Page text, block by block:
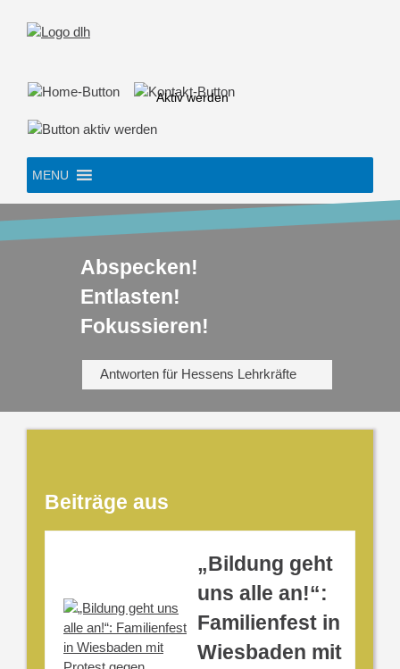
Aktiv werden
MENU
Abspecken!
Entlasten!
Fokussieren!
Antworten für Hessens Lehrkräfte
Beiträge aus
„Bildung geht
uns alle an!“:
Familienfest in
Wiesbaden mit